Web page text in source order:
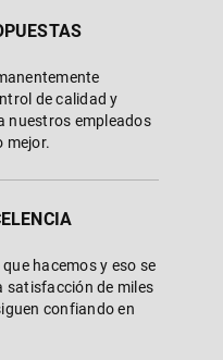
de calidad y
nuestros empleados
mejor.
hacemos y eso se
satisfacción de miles
confiando en